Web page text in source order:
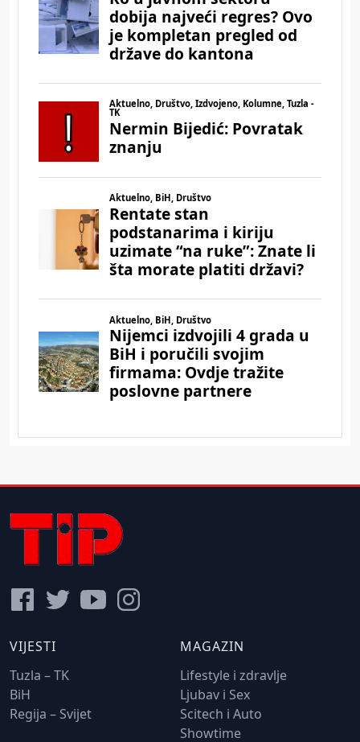
VIJESTI
Tuzla – TK
BiH
Regija – Svijet
MAGAZIN
Lifestyle i zdravlje
Ljubav i Sex
Scitech i Auto
Showtime